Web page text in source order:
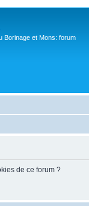
Borinage et Mons: forum
de ce forum ?